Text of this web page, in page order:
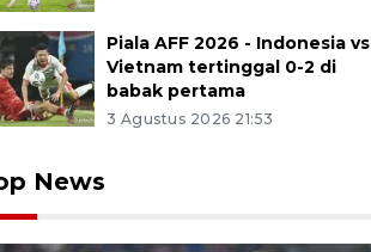
Piala AFF 2026 - Indonesia vs
Vietnam tertinggal 0-2 di
babak pertama
3 Agustus 2026 21:53
News